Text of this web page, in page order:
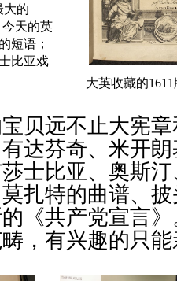
大的
今天的英
短语；
比亚戏
大英收藏的
贝远不止大宪
达芬奇、米开
士比亚、奥斯
扎特的曲谱、
《共产党宣言
，有兴趣的只